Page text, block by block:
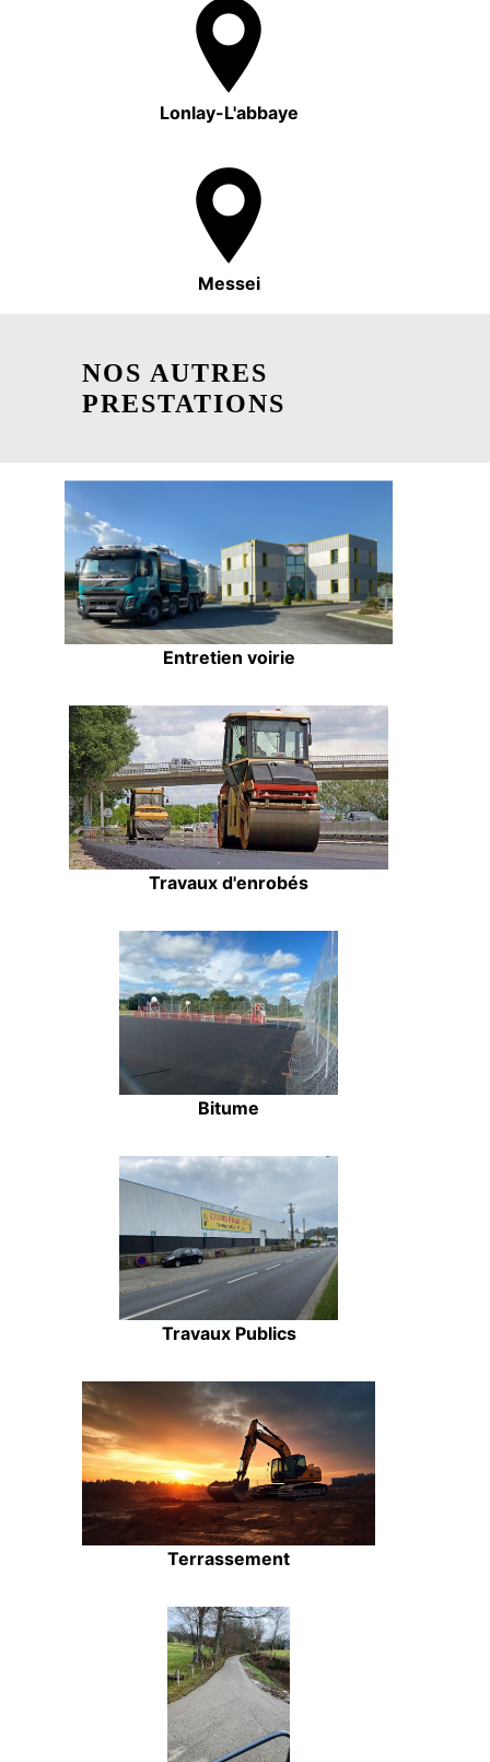
Lonlay-L'abbaye
Messei
NOS AUTRES
PRESTATIONS
Entretien voirie
Travaux d'enrobés
Bitume
Travaux Publics
Terrassement